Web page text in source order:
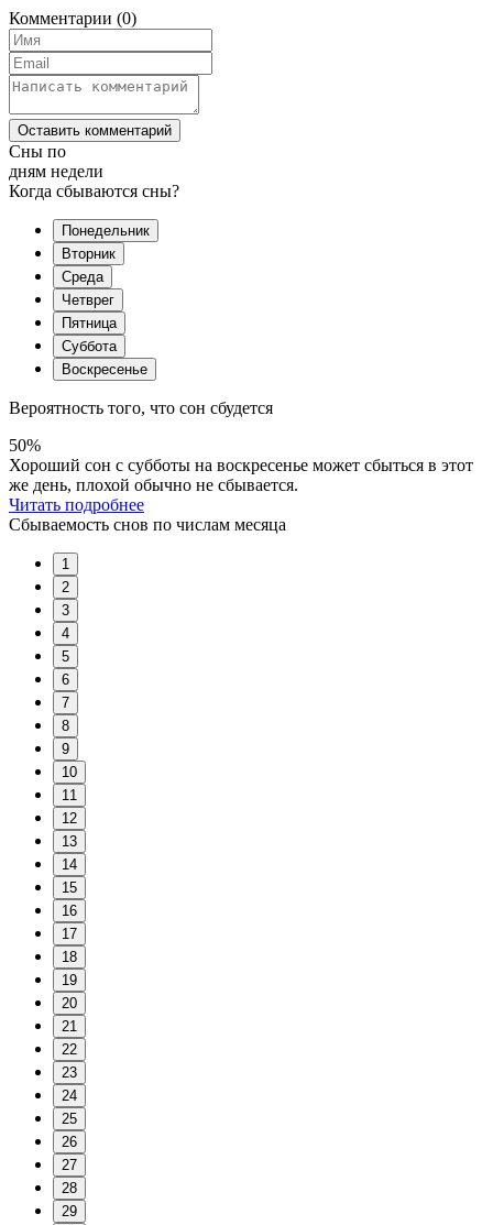
Комментарии (0)
Оставить комментарий
Сны по
дням недели
Когда сбываются сны?
Понедельник
Вторник
Среда
Четврег
Пятница
Суббота
Воскресенье
Вероятность того, что сон сбудется
50%
Хороший сон с субботы на воскресенье может сбыться в этот
же день, плохой обычно не сбывается.
Читать подробнее
Сбываемость снов по числам месяца
1
2
3
4
5
6
7
8
9
10
11
12
13
14
15
16
17
18
19
20
21
22
23
24
25
26
27
28
29